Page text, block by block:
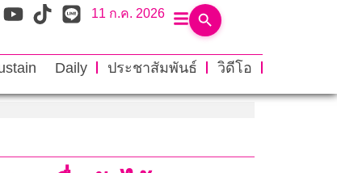
11 ก.ค. 2026
Daily ประชาสัมพันธ์
วิดีโอ